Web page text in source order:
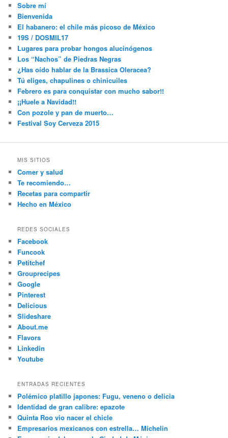
Sobre mí
Bienvenida
El habanero: el chile más picoso de México
19S / DOSMIL17
Lugares para probar hongos alucinógenos
Los “Nachos” de Piedras Negras
¿Has oído hablar de la Brassica Oleracea?
Tú eliges, chapulines o chinicuiles
Febrero es para conquistar con mucho sabor!!
¡¡Huele a Navidad!!
Con pozole y pan de muerto…
Festival Soy Cerveza 2015
MIS SITIOS
Comer y salud
Te recomiendo…
Recetas para compartir
Hecho en México
REDES SOCIALES
Facebook
Funcook
Petitchef
Grouprecipes
Google
Pinterest
Delicious
Slideshare
About.me
Flavors
Linkedin
Youtube
ENTRADAS RECIENTES
Polémico platillo japones: Fugu, veneno o delicia
Identidad de gran calibre: epazote
Quinta Roo vio nacer el chicle
Empresarios mexicanos con estrella… Michelin